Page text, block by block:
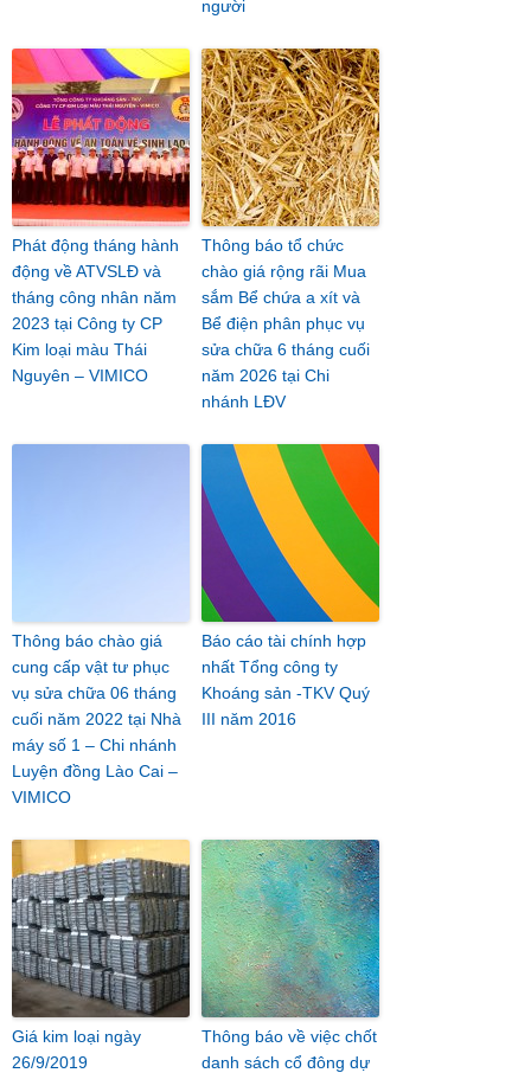
người
Phát động tháng hành
động về ATVSLĐ và
tháng công nhân năm
2023 tại Công ty CP
Kim loại màu Thái
Nguyên – VIMICO
Thông báo tổ chức
chào giá rộng rãi Mua
sắm Bể chứa a xít và
Bể điện phân phục vụ
sửa chữa 6 tháng cuối
năm 2026 tại Chi
nhánh LĐV
Thông báo chào giá
cung cấp vật tư phục
vụ sửa chữa 06 tháng
cuối năm 2022 tại Nhà
máy số 1 – Chi nhánh
Luyện đồng Lào Cai –
VIMICO
Báo cáo tài chính hợp
nhất Tổng công ty
Khoáng sản -TKV Quý
III năm 2016
Giá kim loại ngày
26/9/2019
Thông báo về việc chốt
danh sách cổ đông dự